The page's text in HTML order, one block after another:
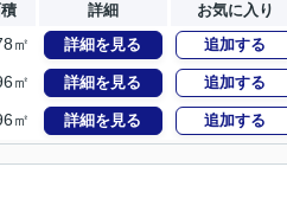
詳細 お気に入り
㎡ 詳細を見る 追加する
㎡ 詳細を見る 追加する
㎡ 詳細を見る 追加する